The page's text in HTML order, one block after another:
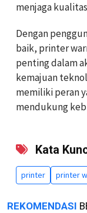
menjaga
Dengan
baik, printer
penting dalam
kemajuan
memiliki peran
mendukung
Kata
printer printer
REKOMENDASI